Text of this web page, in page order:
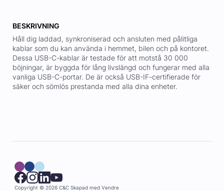
BESKRIVNING
Håll dig laddad, synkroniserad och ansluten med pålitliga
kablar som du kan använda i hemmet, bilen och på kontoret.
Dessa USB-C-kablar är testade för att motstå 30 000
böjningar, är byggda för lång livslängd och fungerar med alla
vanliga USB-C-portar. De är också USB-IF-certifierade för
säker och sömlös prestanda med alla dina enheter.
Copyright © 2026 C&C Skapad med Vendre